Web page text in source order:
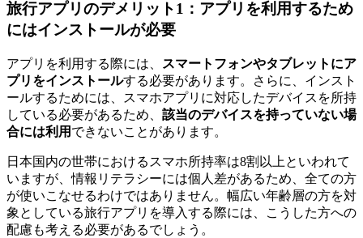
旅行アプリのデメリット1：アプリを利用するため
にはインストールが必要
アプリを利用する際には、
スマートフォンやタブレットにア
プリをインストールする必要があります。さらに、インスト
ールするためには、スマホアプリに対応したデバイスを所持
している必要があるため、 該当のデバイスを持っていない場
合には利用 できないことがあります。
日本国内の世帯におけるスマホ所持率は8割以上といわれて
いますが、情報リテラシーには個人差があるため、全ての方
が使いこなせるわけではありません。幅広い年齢層の方を対
象としている旅行アプリを導入する際には、こうした方への
配慮も考える必要があるでしょう。